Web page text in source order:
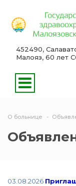
452490,
Малояз, 60 лет
О больнице
03.08.2026